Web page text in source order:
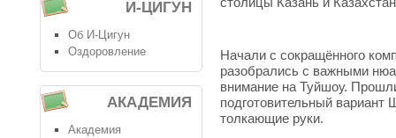
Начали с сокращённого
разобрались с важными
внимание на Туйшоу.
подготовительный
толкающие руки.
И-ЦИГУН
Об И-Цигун
Оздоровление
АКАДЕМИЯ
Академия